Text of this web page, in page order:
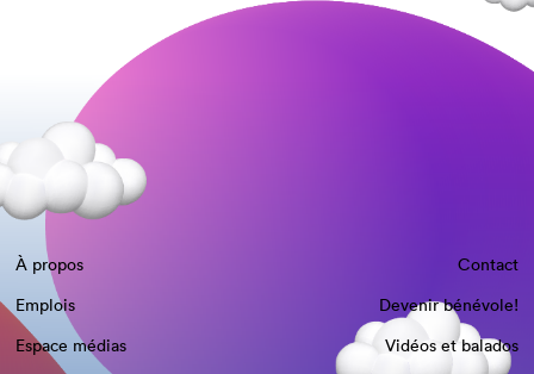
À propos
Contact
Emplois
Devenir bénévole!
Espace médias
Vidéos et balados